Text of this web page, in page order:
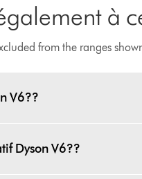
à
from the ranges
V6??
Dyson V6??